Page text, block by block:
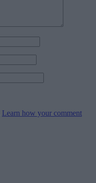
Learn how your comment